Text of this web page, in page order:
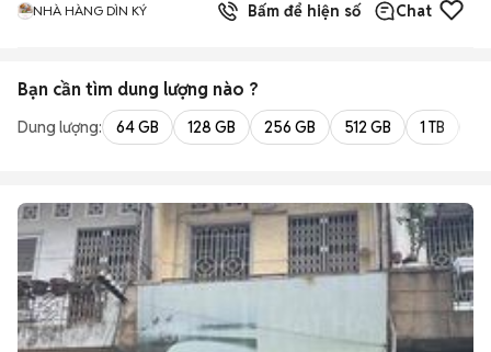
NHÀ HÀNG DÌN KÝ Bấm để hiện số Chat
Bạn cần tìm dung lượng nào ?
Dung lượng: 64 GB 128 GB 256 GB 512 GB 1 TB